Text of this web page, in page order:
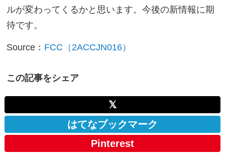
ルが変わってくるかと思います。今後の新情報に期
待です。
Source： FCC（2ACCJN016）
この記事をシェア
𝕏
はてなブックマーク
Pinterest